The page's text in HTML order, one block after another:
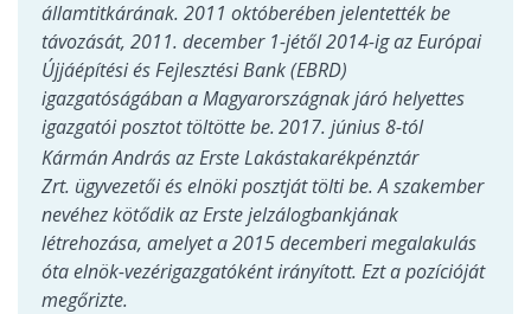
államtitkárának. 2011 októberében jelentették be
távozását, 2011. december 1-jétől 2014-ig az Európai
Újjáépítési és Fejlesztési Bank (EBRD)
igazgatóságában a Magyarországnak járó helyettes
igazgatói posztot töltötte be.2017. június 8-tól
Kármán András az Erste Lakástakarékpénztár
Zrt. ügyvezetői és elnöki posztját tölti be. A szakember
nevéhez kötődik az Erste jelzálogbankjának
létrehozása, amelyet a 2015 decemberi megalakulás
óta elnök-vezérigazgatóként irányított. Ezt a pozícióját
megőrizte.